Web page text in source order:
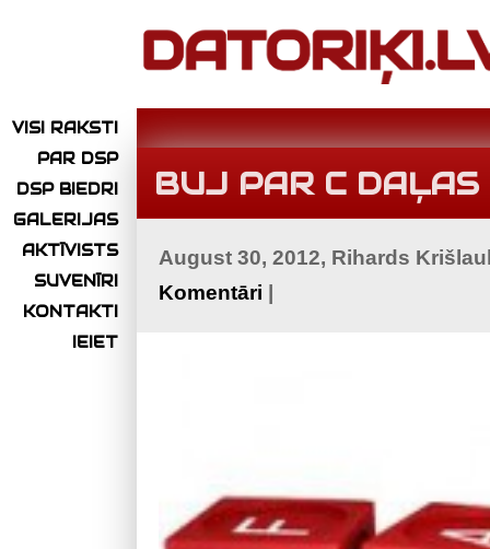
VISI RAKSTI
PAR DSP
DSP BIEDRI
GALERIJAS
AKTĪVISTS
SUVENĪRI
KONTAKTI
IEIET
BUJ PAR C DAĻAS
August 30, 2012, Rihards
Komentāri